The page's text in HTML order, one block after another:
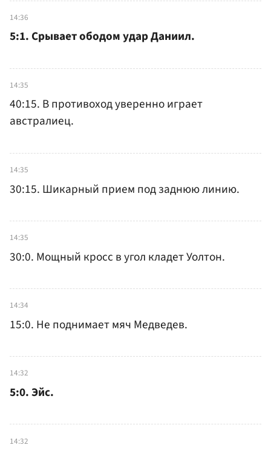
14:36
5:1. Срывает ободом удар Даниил.
14:35
40:15. В противоход уверенно играет
австралиец.
14:35
30:15. Шикарный прием под заднюю линию.
14:35
30:0. Мощный кросс в угол кладет Уолтон.
14:34
15:0. Не поднимает мяч Медведев.
14:32
5:0. Эйс.
14:32